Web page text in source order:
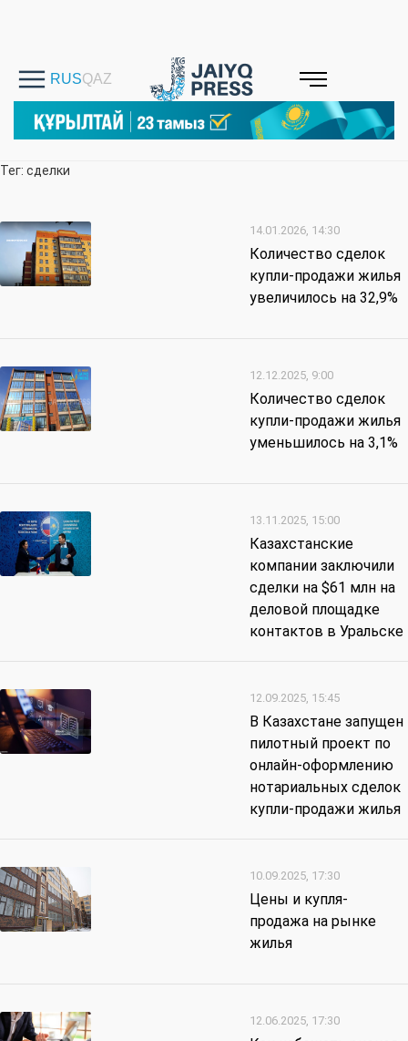
Тег: сделки
14.01.2026, 14:30
Количество сделок
купли-продажи жилья
увеличилось на 32,9%
12.12.2025, 9:00
Количество сделок
купли-продажи жилья
уменьшилось на 3,1%
13.11.2025, 15:00
Казахстанские
компании заключили
сделки на $61 млн на
деловой площадке
контактов в Уральске
12.09.2025, 15:45
В Казахстане запущен
пилотный проект по
онлайн-оформлению
нотариальных сделок
купли-продажи жилья
10.09.2025, 17:30
Цены и купля-
продажа на рынке
жилья
12.06.2025, 17:30